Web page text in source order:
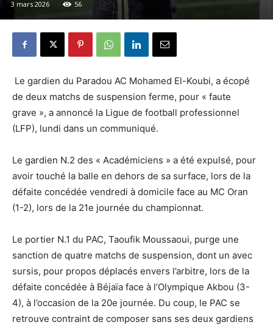
3 mars 2026 56
Le gardien du Paradou AC Mohamed El-Koubi, a écopé
de deux matchs de suspension ferme, pour « faute
grave », a annoncé la Ligue de football professionnel
(LFP), lundi dans un communiqué.
Le gardien N.2 des « Académiciens » a été expulsé, pour
avoir touché la balle en dehors de sa surface, lors de la
défaite concédée vendredi à domicile face au MC Oran
(1-2), lors de la 21e journée du championnat.
Le portier N.1 du PAC, Taoufik Moussaoui, purge une
sanction de quatre matchs de suspension, dont un avec
sursis, pour propos déplacés envers l’arbitre, lors de la
défaite concédée à Béjaïa face à l’Olympique Akbou (3-
4), à l’occasion de la 20e journée. Du coup, le PAC se
retrouve contraint de composer sans ses deux gardiens